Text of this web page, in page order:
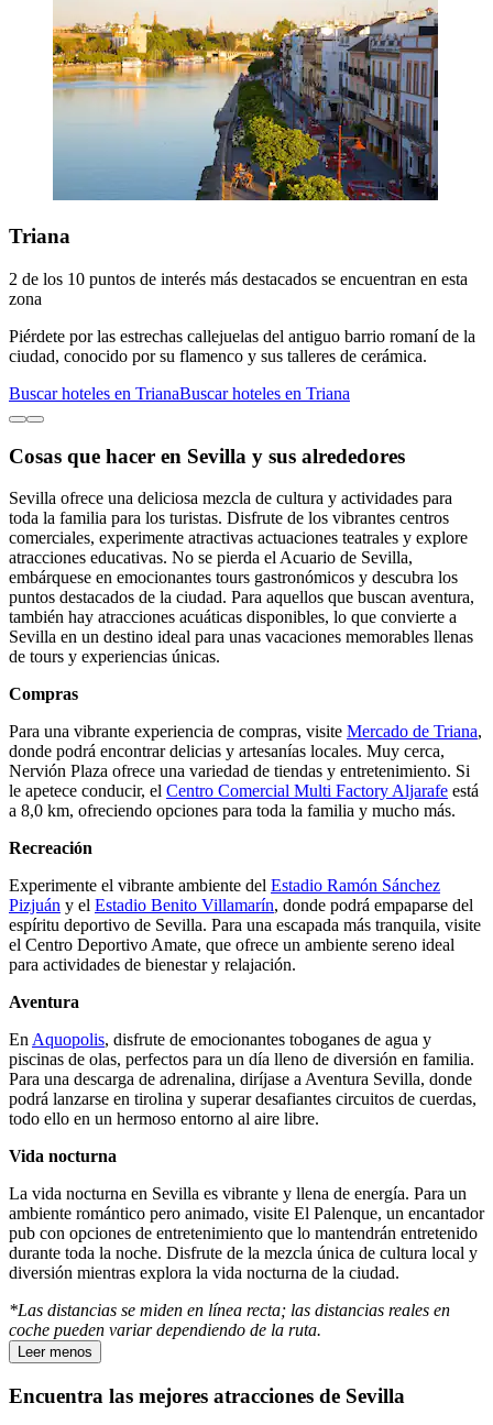
Triana
2 de los 10 puntos de interés más destacados se encuentran en esta
zona
Piérdete por las estrechas callejuelas del antiguo barrio romaní de la
ciudad, conocido por su flamenco y sus talleres de cerámica.
Buscar hoteles en TrianaBuscar hoteles en Triana
Cosas que hacer en Sevilla y sus alrededores
Sevilla ofrece una deliciosa mezcla de cultura y actividades para
toda la familia para los turistas. Disfrute de los vibrantes centros
comerciales, experimente atractivas actuaciones teatrales y explore
atracciones educativas. No se pierda el Acuario de Sevilla,
embárquese en emocionantes tours gastronómicos y descubra los
puntos destacados de la ciudad. Para aquellos que buscan aventura,
también hay atracciones acuáticas disponibles, lo que convierte a
Sevilla en un destino ideal para unas vacaciones memorables llenas
de tours y experiencias únicas.
Compras
Para una vibrante experiencia de compras, visite Mercado de Triana,
donde podrá encontrar delicias y artesanías locales. Muy cerca,
Nervión Plaza ofrece una variedad de tiendas y entretenimiento. Si
le apetece conducir, el Centro Comercial Multi Factory Aljarafe está
a 8,0 km, ofreciendo opciones para toda la familia y mucho más.
Recreación
Experimente el vibrante ambiente del Estadio Ramón Sánchez
Pizjuán y el Estadio Benito Villamarín, donde podrá empaparse del
espíritu deportivo de Sevilla. Para una escapada más tranquila, visite
el Centro Deportivo Amate, que ofrece un ambiente sereno ideal
para actividades de bienestar y relajación.
Aventura
EnAquopolis, disfrute de emocionantes toboganes de agua y
piscinas de olas, perfectos para un día lleno de diversión en familia.
Para una descarga de adrenalina, diríjase a Aventura Sevilla, donde
podrá lanzarse en tirolina y superar desafiantes circuitos de cuerdas,
todo ello en un hermoso entorno al aire libre.
Vida nocturna
La vida nocturna en Sevilla es vibrante y llena de energía. Para un
ambiente romántico pero animado, visite El Palenque, un encantador
pub con opciones de entretenimiento que lo mantendrán entretenido
durante toda la noche. Disfrute de la mezcla única de cultura local y
diversión mientras explora la vida nocturna de la ciudad.
*Las distancias se miden en línea recta; las distancias reales en
coche pueden variar dependiendo de la ruta.
Leer menos
Encuentra las mejores atracciones de Sevilla